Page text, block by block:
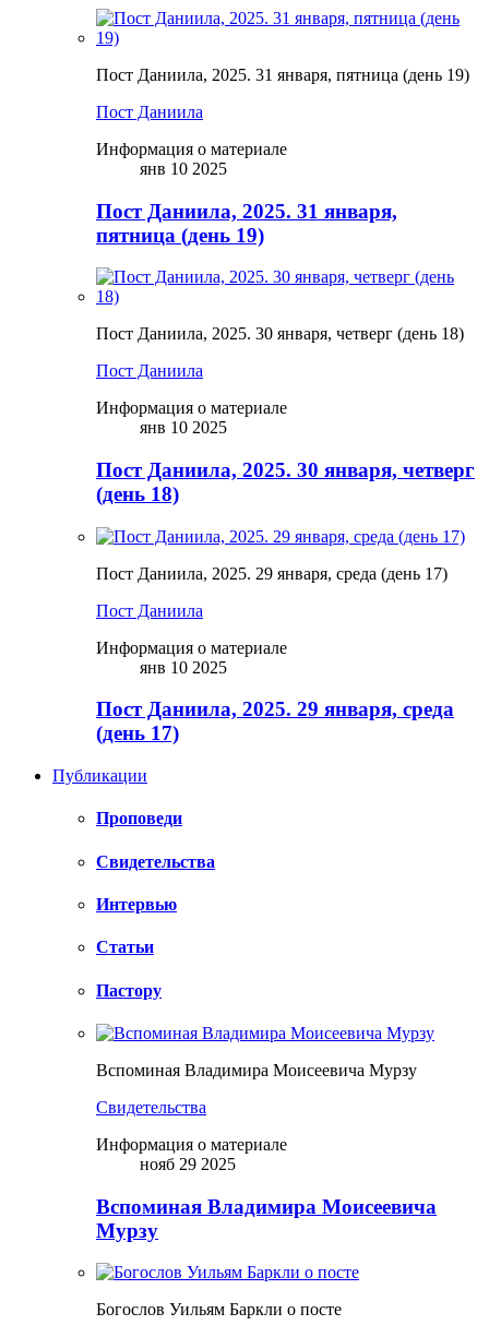
Пост Даниила, 2025. 31 января, пятница (день 19)
Пост Даниила
Информация о материале
янв 10 2025
Пост Даниила, 2025. 31 января,
пятница (день 19)
Пост Даниила, 2025. 30 января, четверг (день 18)
Пост Даниила
Информация о материале
янв 10 2025
Пост Даниила, 2025. 30 января, четверг
(день 18)
Пост Даниила, 2025. 29 января, среда (день 17)
Пост Даниила
Информация о материале
янв 10 2025
Пост Даниила, 2025. 29 января, среда
(день 17)
Публикации
Проповеди
Свидетельства
Интервью
Статьи
Пастору
Вспоминая Владимира Моисеевича Мурзу
Свидетельства
Информация о материале
нояб 29 2025
Вспоминая Владимира Моисеевича
Мурзу
Богослов Уильям Баркли о посте